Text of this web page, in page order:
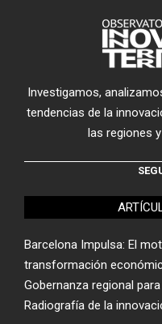
Investigamos,
tendencias de la
las regiones
Barcelona Impulsa: El
transformación
Gobernanza regional
Radiografía de la